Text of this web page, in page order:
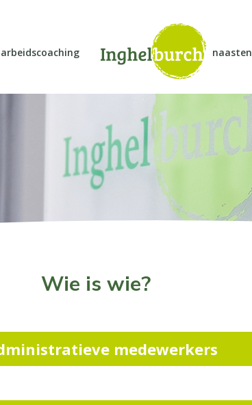
arbeidscoaching naasten
Wie is wie?
medewerkers